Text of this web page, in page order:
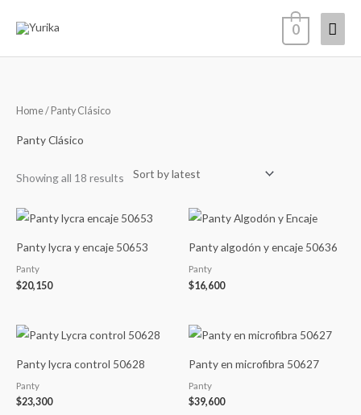
0
Home/ Panty Clásico
Panty Clásico
Showing all 18 results
Panty lycra y encaje 50653
Panty
$20,150
Panty algodón y encaje 50636
Panty
$16,600
Panty lycra control 50628
Panty
$23,300
Panty en microfibra 50627
Panty
$39,600